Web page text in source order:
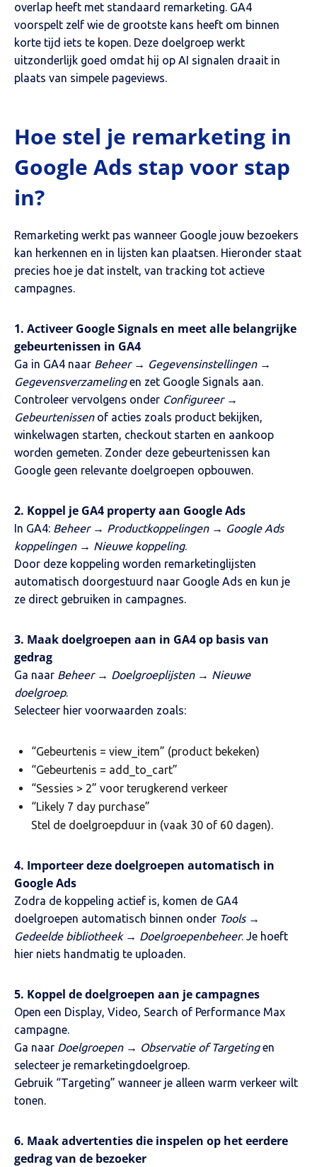
overlap heeft met standaard remarketing. GA4
voorspelt zelf wie de grootste kans heeft om binnen
korte tijd iets te kopen. Deze doelgroep werkt
uitzonderlijk goed omdat hij op AI signalen draait in
plaats van simpele pageviews.
Hoe stel je remarketing in
Google Ads stap voor stap
in?
Remarketing werkt pas wanneer Google jouw bezoekers
kan herkennen en in lijsten kan plaatsen. Hieronder staat
precies hoe je dat instelt, van tracking tot actieve
campagnes.
1. Activeer Google Signals en meet alle belangrijke
gebeurtenissen in GA4
Ga in GA4 naar Beheer → Gegevensinstellingen →
Gegevensverzamelingen zet Google Signals aan.
Controleer vervolgens onder Configureer →
Gebeurtenissenof acties zoals product bekijken,
winkelwagen starten, checkout starten en aankoop
worden gemeten. Zonder deze gebeurtenissen kan
Google geen relevante doelgroepen opbouwen.
2. Koppel je GA4 property aan Google Ads
In GA4: Beheer → Productkoppelingen → Google Ads
koppelingen → Nieuwe koppeling.
Door deze koppeling worden remarketinglijsten
automatisch doorgestuurd naar Google Ads en kun je
ze direct gebruiken in campagnes.
3. Maak doelgroepen aan in GA4 op basis van
gedrag
Ga naar Beheer → Doelgroeplijsten → Nieuwe
doelgroep.
Selecteer hier voorwaarden zoals:
“Gebeurtenis = view_item” (product bekeken)
“Gebeurtenis = add_to_cart”
“Sessies > 2” voor terugkerend verkeer
“Likely 7 day purchase”
Stel de doelgroepduur in (vaak 30 of 60 dagen).
4. Importeer deze doelgroepen automatisch in
Google Ads
Zodra de koppeling actief is, komen de GA4
doelgroepen automatisch binnen onder Tools →
Gedeelde bibliotheek → Doelgroepenbeheer. Je hoeft
hier niets handmatig te uploaden.
5. Koppel de doelgroepen aan je campagnes
Open een Display, Video, Search of Performance Max
campagne.
Ga naar Doelgroepen → Observatie of Targetingen
selecteer je remarketingdoelgroep.
Gebruik “Targeting” wanneer je alleen warm verkeer wilt
tonen.
6. Maak advertenties die inspelen op het eerdere
gedrag van de bezoeker